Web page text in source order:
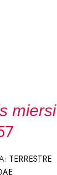
miersi
TERRESTRE